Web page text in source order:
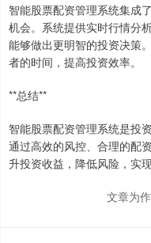
智能股票配资管理系统集成
机会。系统提供实时行情分
能够做出更明智的投资决策
者的时间，提高投资效率。
**总结**
智能股票配资管理系统是投
通过高效的风控、合理的配
升投资收益，降低风险，实
文章为